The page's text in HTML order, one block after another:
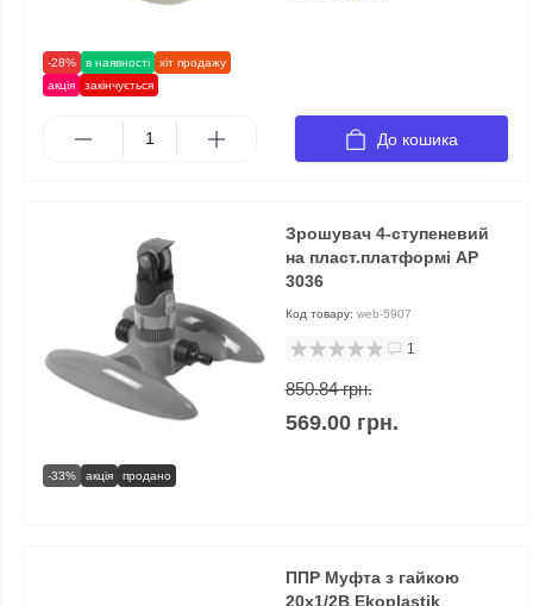
-28% в наявності
хіт продажу
акція
закінчується
До кошика
-33% акція продано
Зрошувач 4-ступеневий
на пласт.платформі АР
3036
Код товару: web-5907
1
850.84 грн.
569.00 грн.
ППР Муфта з гайкою
20х1/2В Ekoplastik